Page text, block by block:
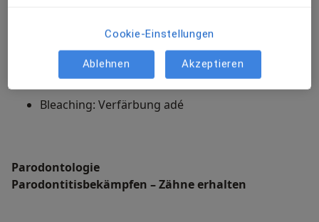
Keramik: Ästhetische Restaurationen
Veneers: Ebenmäßige Frontzähne
Bleaching: Verfärbung adé
Parodontologie
Parodontitisbekämpfen – Zähne erhalten
Cookie-Einstellungen
Ablehnen Akzeptieren